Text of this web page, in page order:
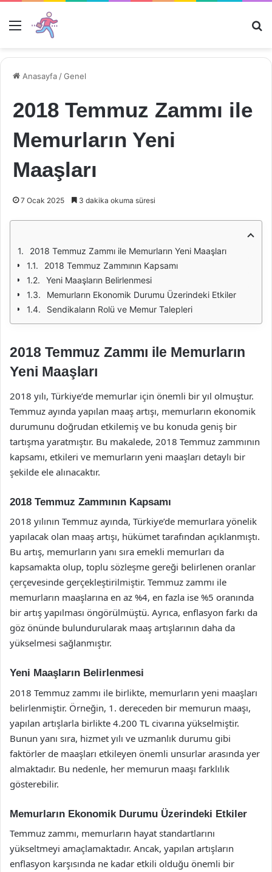
Menü
Anasayfa /Genel
2018 Temmuz Zammı ile
Memurların Yeni
Maaşları
7 Ocak 2025 3 dakika okuma süresi
2018 Temmuz Zammı ile Memurların Yeni Maaşları
2018 Temmuz Zammının Kapsamı
Yeni Maaşların Belirlenmesi
Memurların Ekonomik Durumu Üzerindeki Etkiler
Sendikaların Rolü ve Memur Talepleri
2018 Temmuz Zammı ile Memurların
Yeni Maaşları
2018 yılı, Türkiye’de memurlar için önemli bir yıl olmuştur.
Temmuz ayında yapılan maaş artışı, memurların ekonomik
durumunu doğrudan etkilemiş ve bu konuda geniş bir
tartışma yaratmıştır. Bu makalede, 2018 Temmuz zammının
kapsamı, etkileri ve memurların yeni maaşları detaylı bir
şekilde ele alınacaktır.
2018 Temmuz Zammının Kapsamı
2018 yılının Temmuz ayında, Türkiye’de memurlara yönelik
yapılacak olan maaş artışı, hükümet tarafından açıklanmıştı.
Bu artış, memurların yanı sıra emekli memurları da
kapsamakta olup, toplu sözleşme gereği belirlenen oranlar
çerçevesinde gerçekleştirilmiştir. Temmuz zammı ile
memurların maaşlarına en az %4, en fazla ise %5 oranında
bir artış yapılması öngörülmüştü. Ayrıca, enflasyon farkı da
göz önünde bulundurularak maaş artışlarının daha da
yükselmesi sağlanmıştır.
Yeni Maaşların Belirlenmesi
2018 Temmuz zammı ile birlikte, memurların yeni maaşları
belirlenmiştir. Örneğin, 1. dereceden bir memurun maaşı,
yapılan artışlarla birlikte 4.200 TL civarına yükselmiştir.
Bunun yanı sıra, hizmet yılı ve uzmanlık durumu gibi
faktörler de maaşları etkileyen önemli unsurlar arasında yer
almaktadır. Bu nedenle, her memurun maaşı farklılık
gösterebilir.
Memurların Ekonomik Durumu Üzerindeki Etkiler
Temmuz zammı, memurların hayat standartlarını
yükseltmeyi amaçlamaktadır. Ancak, yapılan artışların
enflasyon karşısında ne kadar etkili olduğu önemli bir